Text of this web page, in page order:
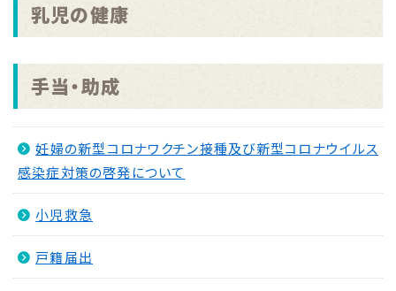
乳児の健康
手当・助成
妊婦の新型コロナワクチン接種及び新型コロナウイルス
感染症対策の啓発について
小児救急
戸籍届出